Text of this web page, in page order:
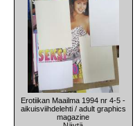
Erotiikan Maailma 1994 nr 4-5 -
aikuisviihdelehti / adult graphics
magazine